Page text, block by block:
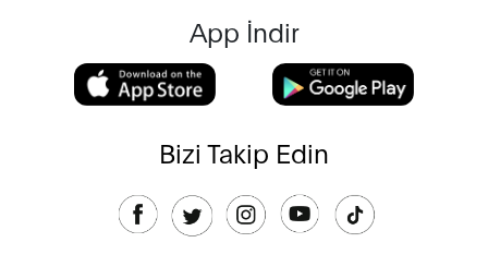
App İndir
Bizi Takip Edin